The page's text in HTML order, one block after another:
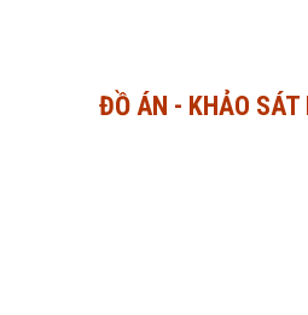
ĐỒ ÁN - KHẢO SÁT